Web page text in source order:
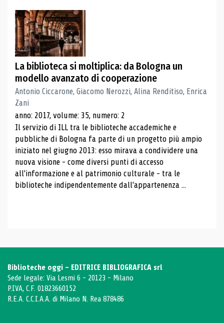
La biblioteca si moltiplica: da Bologna un
modello avanzato di cooperazione
Antonio Ciccarone, Giacomo Nerozzi, Alina Renditiso, Enrica
Zani
anno: 2017, volume: 35, numero: 2
Il servizio di ILL tra le biblioteche accademiche e
pubbliche di Bologna fa parte di un progetto più ampio
iniziato nel giugno 2013: esso mirava a condividere una
nuova visione - come diversi punti di accesso
all'informazione e al patrimonio culturale - tra le
biblioteche indipendentemente dall'appartenenza ...
Biblioteche oggi - EDITRICE BIBLIOGRAFICA srl
Sede legale: Via Lesmi 6 - 20123 - Milano
P.IVA, C.F. 01823660152
R.E.A. C.C.I.A.A. di Milano N. Rea 878486